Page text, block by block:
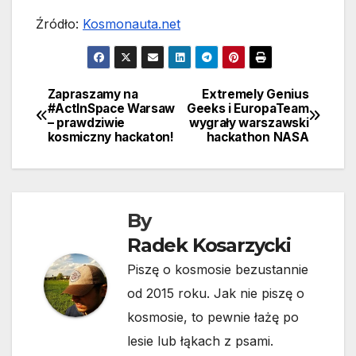
Źródło: Kosmonauta.net
Nawigacja
wpisu
Extremely Genius
Geeks i EuropaTeam
wygrały warszawski
hackathon NASA
Zapraszamy na
#ActInSpace Warsaw
– prawdziwie
kosmiczny hackaton!
By
Radek Kosarzycki
Piszę o kosmosie bezustannie
od 2015 roku. Jak nie piszę o
kosmosie, to pewnie łażę po
lesie lub łąkach z psami.